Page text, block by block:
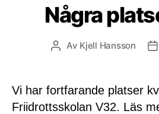
Några
Inläggsförfattare
Av Kjell Hansson
Vi har fortfarande platser
Friidrottsskolan V32. Läs